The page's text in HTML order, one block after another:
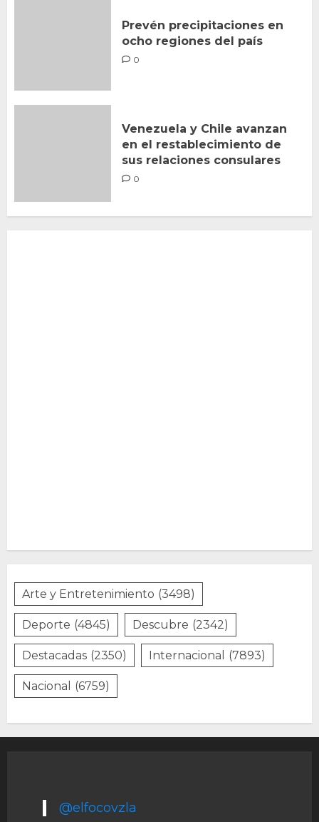
Prevén precipitaciones en
ocho regiones del país
0
Venezuela y Chile avanzan
en el restablecimiento de
sus relaciones consulares
0
Arte y Entretenimiento (3498)
Deporte (4845) Descubre (2342)
Destacadas (2350) Internacional (7893)
Nacional (6759)
@elfocovzla